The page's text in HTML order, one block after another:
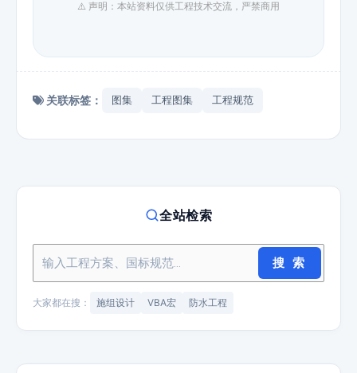
⚠️ 声明：本站资料仅供工程技术交流，严禁商用
关联标签： 图集 工程图集 工程规范
全站检索
搜 索
大家都在搜： 施组设计 VBA宏 防水工程